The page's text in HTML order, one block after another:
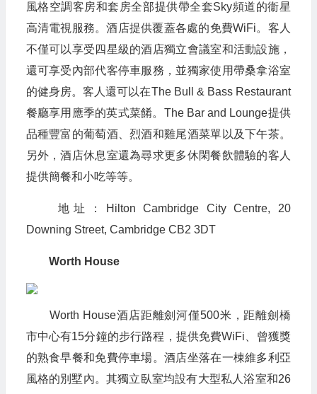
風格空調客房和套房全部提供帶全套Sky頻道的衞星
高清電視服務。酒店提供覆蓋各處的免費WiFi。客人
不僅可以享受四星級的酒店獨立會議室和活動設施，
還可享受內部代客停車服務，並獨家使用帶桑拿浴室
的健身房。客人還可以在The Bull & Bass Restaurant
餐廳享用應季的英式菜餚。The Bar and Lounge提供
品種豐富的葡萄酒、烈酒和雞尾酒菜單以及下午茶。
另外，酒店休息室還為尋求更多休閑餐飲體驗的客人
提供簡餐和小吃等等。
地址：Hilton Cambridge City Centre, 20
Downing Street, Cambridge CB2 3DT
Worth House
Worth House酒店距離劍河僅500米，距離劍橋
市中心有15分鐘的步行路程，提供免費WiFi、曾獲獎
的熟食早餐和免費停車場。酒店坐落在一棟維多利亞
風格的別墅內。其獨立臥室均設有大型私人浴室和26